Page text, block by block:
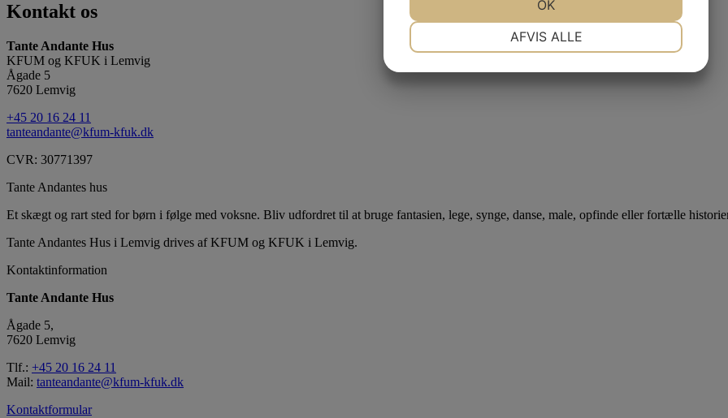
Kontakt os
Tante Andante Hus
KFUM og KFUK i Lemvig
Ågade 5
7620 Lemvig
+45 20 16 24 11
tanteandante@kfum-kfuk.dk
CVR: 30771397
Tante Andantes hus
Et skægt og rart sted for børn i følge med voksne. Bliv udfordret til at bruge fantasien, lege, synge, danse, male, opfinde eller fortælle
Tante Andantes Hus i Lemvig drives af KFUM og KFUK i Lemvig.
Kontaktinformation
Tante Andante Hus
Ågade 5,
7620 Lemvig
Tlf.: +45 20 16 24 11
Mail: tanteandante@kfum-kfuk.dk
Kontaktformular
AFVIS ALLE
OK